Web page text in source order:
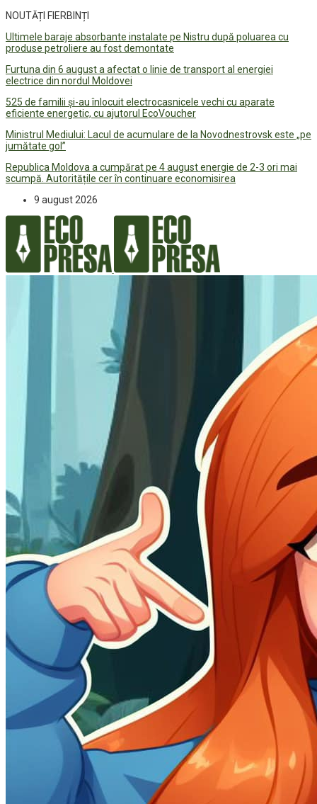
NOUTĂȚI FIERBINȚI
Ultimele baraje absorbante instalate pe Nistru după poluarea cu
produse petroliere au fost demontate
Furtuna din 6 august a afectat o linie de transport al energiei
electrice din nordul Moldovei
525 de familii și-au înlocuit electrocasnicele vechi cu aparate
eficiente energetic, cu ajutorul EcoVoucher
Ministrul Mediului: Lacul de acumulare de la Novodnestrovsk este „pe
jumătate gol”
Republica Moldova a cumpărat pe 4 august energie de 2-3 ori mai
scumpă. Autoritățile cer în continuare economisirea
9 august 2026